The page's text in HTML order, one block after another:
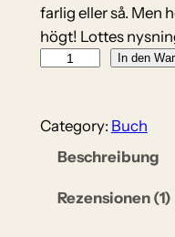
ertung
farlig eller så. Men
högt! Lottes
t
In den
Category: Buch
Beschreibung
Rezensionen (1)